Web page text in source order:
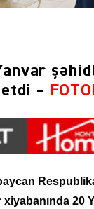
–
xiyabanında 20